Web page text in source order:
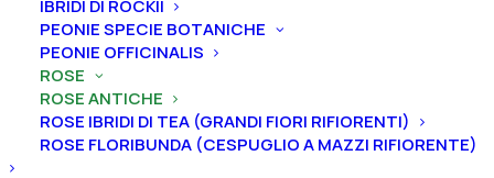
IBRIDI DI ROCKII
PEONIE SPECIE BOTANICHE
PEONIE OFFICINALIS
ROSE
ROSE ANTICHE
ROSE IBRIDI DI TEA (GRANDI FIORI RIFIORENTI)
ROSE FLORIBUNDA (CESPUGLIO A MAZZI RIFIORENTE)